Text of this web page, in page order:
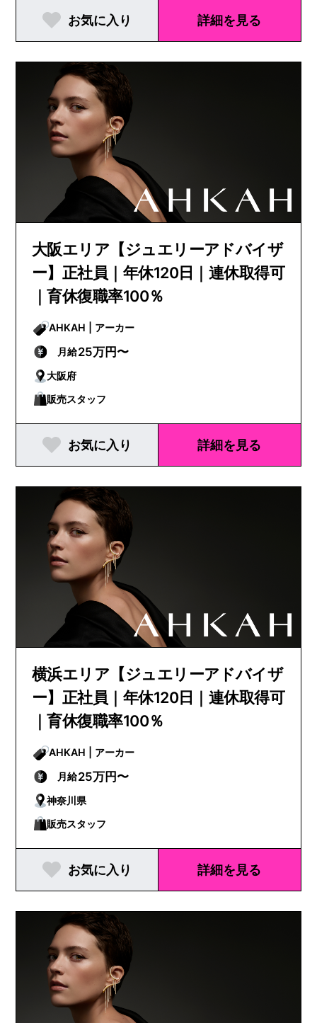
お気に入り 詳細を見る
大阪エリア【ジュエリーアドバイザ
ー】正社員｜年休120日｜連休取得可
｜育休復職率100％
AHKAH | アーカー
月給25万円〜
大阪府
販売スタッフ
お気に入り 詳細を見る
横浜エリア【ジュエリーアドバイザ
ー】正社員｜年休120日｜連休取得可
｜育休復職率100％
AHKAH | アーカー
月給25万円〜
神奈川県
販売スタッフ
お気に入り 詳細を見る